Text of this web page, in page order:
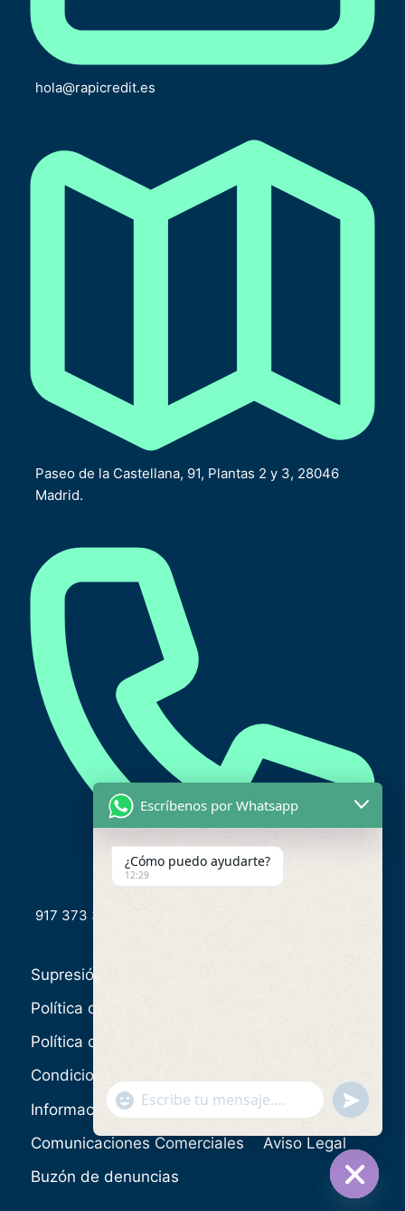
hola@rapicredit.es
Paseo de la Castellana, 91, Plantas 2 y 3, 28046
Madrid.
917 373 336
Supresión de Datos
Política de Privacidad de Datos
Política de Cookies
Condiciones Generales
Información Estándar del Préstamo
Comunicaciones Comerciales
Aviso Legal
Buzón de denuncias
Escríbenos por Whatsapp
¿Cómo puedo ayudarte?
12:29
"+chaty_settings.lang.emoji_picker+"
WhatsApp
Message